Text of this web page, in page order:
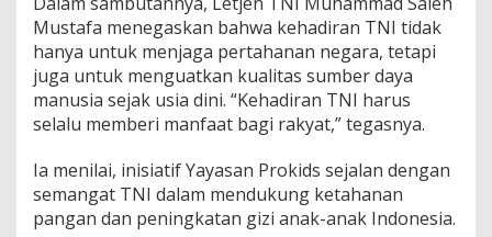
Mustafa menegaskan bahwa kehadiran TNI tidak
hanya untuk menjaga pertahanan negara, tetapi
juga untuk menguatkan kualitas sumber daya
manusia sejak usia dini. “Kehadiran TNI harus
selalu memberi manfaat bagi rakyat,” tegasnya.
Ia menilai, inisiatif Yayasan Prokids sejalan dengan
semangat TNI dalam mendukung ketahanan
pangan dan peningkatan gizi anak-anak Indonesia.